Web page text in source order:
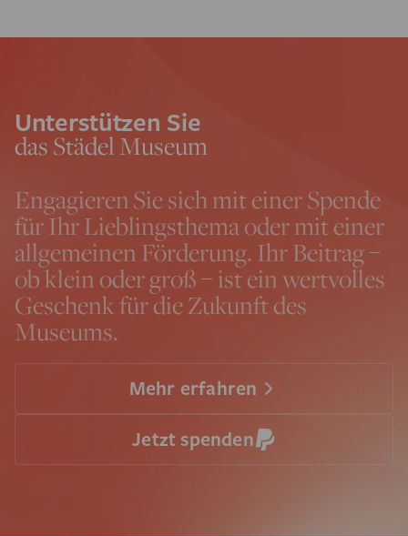
Unterstützen Sie
das Städel Museum
Engagieren Sie sich mit einer Spende
für Ihr Lieblingsthema oder mit einer
allgemeinen Förderung. Ihr Beitrag –
ob klein oder groß – ist ein wertvolles
Geschenk für die Zukunft des
Museums.
Mehr erfahren
Jetzt spenden